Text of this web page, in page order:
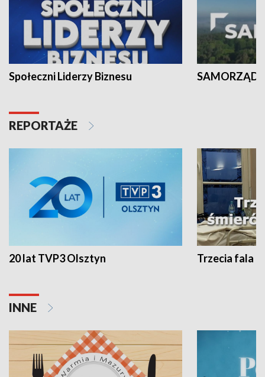
Społeczni Liderzy Biznesu SAMORZĄD
REPORTAŻE
20 lat TVP3 Olsztyn Trzecia fala -
INNE